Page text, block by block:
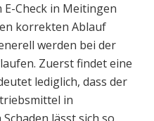
E-Check in Meitingen
korrekten Ablauf
werden bei der
Zuerst findet eine
lediglich, dass der
in